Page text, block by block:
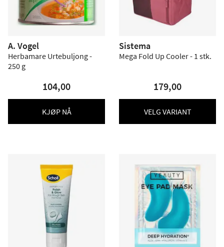
A. Vogel
Herbamare Urtebuljong -
250 g
104,00
KJØP NÅ
Sistema
Mega Fold Up Cooler - 1 stk.
179,00
VELG VARIANT